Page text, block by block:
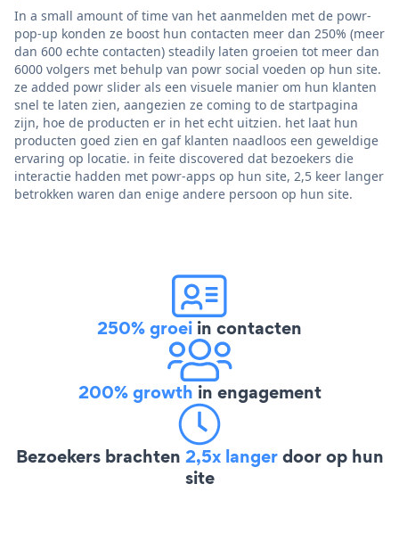
In a small amount of time van het aanmelden met de powr-
pop-up konden ze boost hun contacten meer dan 250% (meer
dan 600 echte contacten) steadily laten groeien tot meer dan
6000 volgers met behulp van powr social voeden op hun site.
ze added powr slider als een visuele manier om hun klanten
snel te laten zien, aangezien ze coming to de startpagina
zijn, hoe de producten er in het echt uitzien. het laat hun
producten goed zien en gaf klanten naadloos een geweldige
ervaring op locatie. in feite discovered dat bezoekers die
interactie hadden met powr-apps op hun site, 2,5 keer langer
betrokken waren dan enige andere persoon op hun site.
250% groei in contacten
200% growth in engagement
Bezoekers brachten 2,5x langerdoor op hun
site